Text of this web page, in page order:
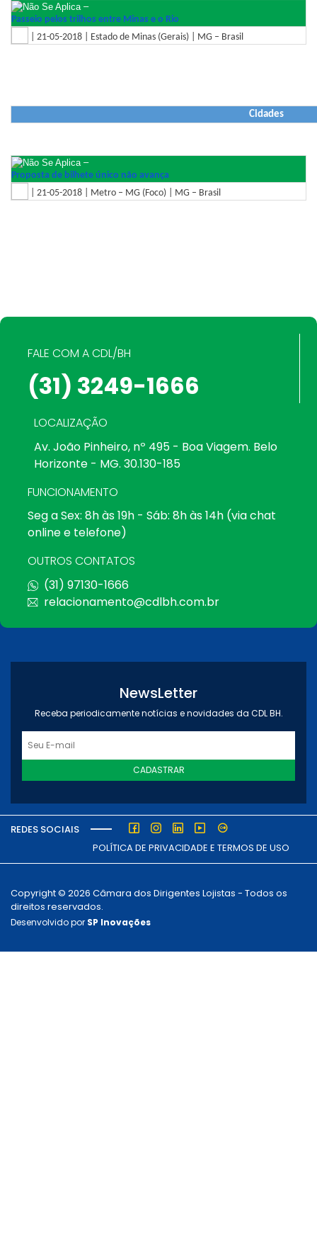
–
Passeio pelos trilhos entre Minas e o Rio
| 21-05-2018 | Estado de Minas (Gerais) | MG – Brasil
Cidades
–
Proposta de bilhete único não avança
| 21-05-2018 | Metro – MG (Foco) | MG – Brasil
FALE COM A CDL/BH
(31) 3249-1666
LOCALIZAÇÃO
Av. João Pinheiro, nº 495 - Boa Viagem. Belo
Horizonte - MG. 30.130-185
FUNCIONAMENTO
Seg a Sex: 8h às 19h - Sáb: 8h às 14h (via chat
online e telefone)
OUTROS CONTATOS
(31) 97130-1666
relacionamento@cdlbh.com.br
NewsLetter
Receba periodicamente notícias e novidades da CDL BH.
CADASTRAR
REDES SOCIAIS
POLÍTICA DE PRIVACIDADE E TERMOS DE USO
Copyright © 2026 Câmara dos Dirigentes Lojistas - Todos os
direitos reservados.
Desenvolvido por SP Inovações